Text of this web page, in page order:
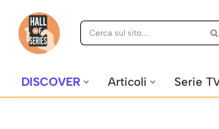
Vai
DISCOVER Articoli Serie